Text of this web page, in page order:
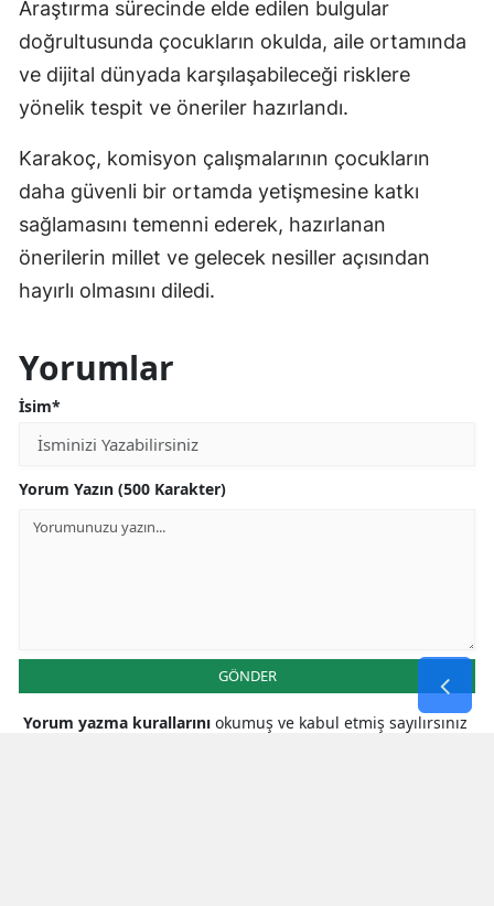
Araştırma sürecinde elde edilen bulgular
doğrultusunda çocukların okulda, aile ortamında
ve dijital dünyada karşılaşabileceği risklere
yönelik tespit ve öneriler hazırlandı.
Karakoç, komisyon çalışmalarının çocukların
daha güvenli bir ortamda yetişmesine katkı
sağlamasını temenni ederek, hazırlanan
önerilerin millet ve gelecek nesiller açısından
hayırlı olmasını diledi.
Yorumlar
İsim*
Yorum Yazın (500 Karakter)
GÖNDER
Yorum yazma kurallarını okumuş ve kabul etmiş sayılırsınız